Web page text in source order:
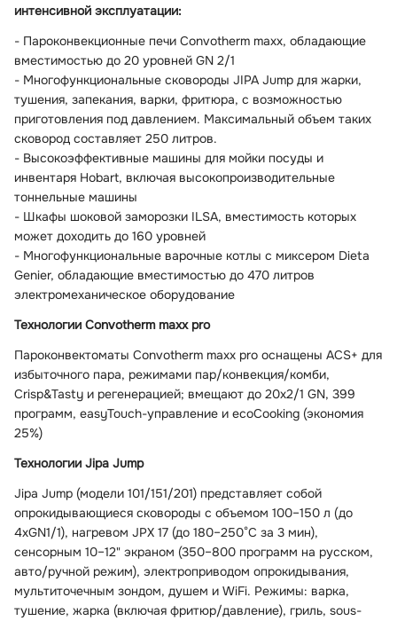
интенсивной эксплуатации:
- Пароконвекционные печи Convotherm maxx, обладающие
вместимостью до 20 уровней GN 2/1
- Многофункциональные сковороды JIPA Jump для жарки,
тушения, запекания, варки, фритюра, с возможностью
приготовления под давлением. Максимальный объем таких
сковород составляет 250 литров.
- Высокоэффективные машины для мойки посуды и
инвентаря Hobart, включая высокопроизводительные
тоннельные машины
- Шкафы шоковой заморозки ILSA, вместимость которых
может доходить до 160 уровней
- Многофункциональные варочные котлы c миксером Dieta
Genier, обладающие вместимостью до 470 литров
электромеханическое оборудование
Технологии Convotherm maxx pro
Пароконвектоматы Convotherm maxx pro оснащены ACS+ для
избыточного пара, режимами пар/конвекция/комби,
Crisp&Tasty и регенерацией; вмещают до 20x2/1 GN, 399
программ, easyTouch-управление и ecoCooking (экономия
25%)
Технологии Jipa Jump
Jipa Jump (модели 101/151/201) представляет собой
опрокидывающиеся сковороды с объемом 100–150 л (до
4xGN1/1), нагревом JPX 17 (до 180–250°C за 3 мин),
сенсорным 10–12" экраном (350–800 программ на русском,
авто/ручной режим), электроприводом опрокидывания,
мультиточечным зондом, душем и WiFi. Режимы: варка,
тушение, жарка (включая фритюр/давление), гриль, sous-